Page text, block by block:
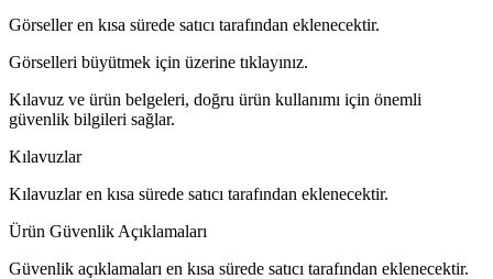
Görseller en kısa sürede satıcı tarafından eklenecektir.
Görselleri büyütmek için üzerine tıklayınız.
Kılavuz ve ürün belgeleri, doğru ürün kullanımı için önemli
güvenlik bilgileri sağlar.
Kılavuzlar
Kılavuzlar en kısa sürede satıcı tarafından eklenecektir.
Ürün Güvenlik Açıklamaları
Güvenlik açıklamaları en kısa sürede satıcı tarafından eklenecektir.